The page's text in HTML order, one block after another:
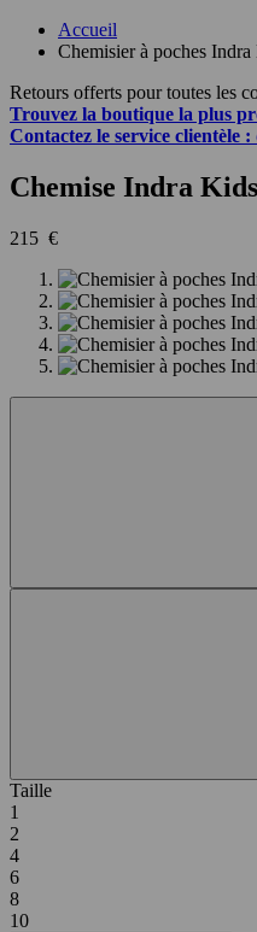
Accueil
Chemisier à poches Indra
Retours offerts pour toutes les
Trouvez la boutique la plus
Contactez le service clientèle :
Chemise Indra
215 €
Taille
1
2
4
6
8
10